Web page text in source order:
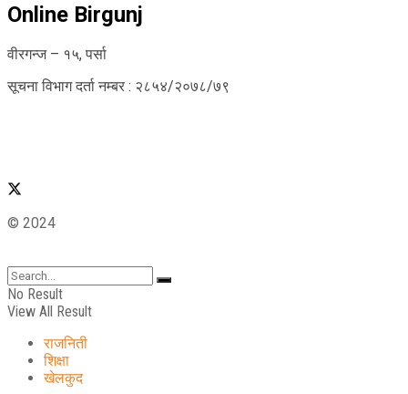
Online Birgunj
वीरगन्ज – १५, पर्सा
सूचना विभाग दर्ता नम्बर : २८५४/२०७८/७९
© 2024
No Result
View All Result
राजनिती
शिक्षा
खेलकुद